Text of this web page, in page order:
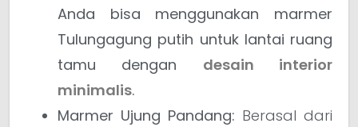
Anda bisa menggunakan marmer
Tulungagung putih untuk lantai ruang
tamu dengan desain interior
minimalis.
Marmer Ujung Pandang: Berasal dari